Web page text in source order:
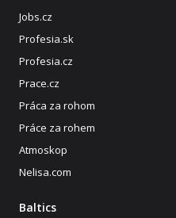
Jobs.cz
Profesia.sk
Profesia.cz
Prace.cz
Práca za rohom
Práce za rohem
Atmoskop
Nelisa.com
Baltics